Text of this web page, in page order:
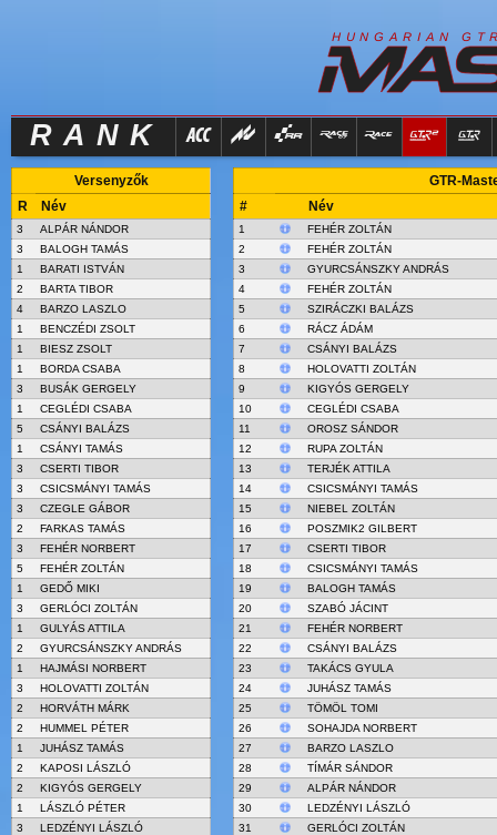
H U N G A R I A N G T
RANK
Versenyzők
R
Név
3
ALPÁR NÁNDOR
3
BALOGH TAMÁS
1
BARATI ISTVÁN
2
BARTA TIBOR
4
BARZO LASZLO
1
BENCZÉDI ZSOLT
1
BIESZ ZSOLT
1
BORDA CSABA
3
BUSÁK GERGELY
1
CEGLÉDI CSABA
5
CSÁNYI BALÁZS
1
CSÁNYI TAMÁS
3
CSERTI TIBOR
3
CSICSMÁNYI TAMÁS
3
CZEGLE GÁBOR
2
FARKAS TAMÁS
3
FEHÉR NORBERT
5
FEHÉR ZOLTÁN
1
GEDŐ MIKI
3
GERLÓCI ZOLTÁN
1
GULYÁS ATTILA
2
GYURCSÁNSZKY ANDRÁS
1
HAJMÁSI NORBERT
3
HOLOVATTI ZOLTÁN
2
HORVÁTH MÁRK
2
HUMMEL PÉTER
1
JUHÁSZ TAMÁS
2
KAPOSI LÁSZLÓ
2
KIGYÓS GERGELY
1
LÁSZLÓ PÉTER
3
LEDZÉNYI LÁSZLÓ
GTR-
#
Név
1
FEHÉR ZOLTÁN
2
FEHÉR ZOLTÁN
3
GYURCSÁNSZKY ANDRÁS
4
FEHÉR ZOLTÁN
5
SZIRÁCZKI BALÁZS
6
RÁCZ ÁDÁM
7
CSÁNYI BALÁZS
8
HOLOVATTI ZOLTÁN
9
KIGYÓS GERGELY
10
CEGLÉDI CSABA
11
OROSZ SÁNDOR
12
RUPA ZOLTÁN
13
TERJÉK ATTILA
14
CSICSMÁNYI TAMÁS
15
NIEBEL ZOLTÁN
16
POSZMIK2 GILBERT
17
CSERTI TIBOR
18
CSICSMÁNYI TAMÁS
19
BALOGH TAMÁS
20
SZABÓ JÁCINT
21
FEHÉR NORBERT
22
CSÁNYI BALÁZS
23
TAKÁCS GYULA
24
JUHÁSZ TAMÁS
25
TÖMÖL TOMI
26
SOHAJDA NORBERT
27
BARZO LASZLO
28
TÍMÁR SÁNDOR
29
ALPÁR NÁNDOR
30
LEDZÉNYI LÁSZLÓ
31
GERLÓCI ZOLTÁN